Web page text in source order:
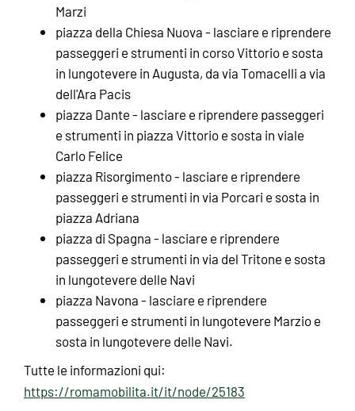
Marzi
piazza della Chiesa Nuova - lasciare e riprendere
passeggeri e strumenti in corso Vittorio e sosta
in lungotevere in Augusta, da via Tomacelli a via
dell'Ara Pacis
piazza Dante - lasciare e riprendere passeggeri
e strumenti in piazza Vittorio e sosta in viale
Carlo Felice
piazza Risorgimento - lasciare e riprendere
passeggeri e strumenti in via Porcari e sosta in
piazza Adriana
piazza di Spagna - lasciare e riprendere
passeggeri e strumenti in via del Tritone e sosta
in lungotevere delle Navi
piazza Navona - lasciare e riprendere
passeggeri e strumenti in lungotevere Marzio e
sosta in lungotevere delle Navi.
Tutte le informazioni qui:
https://romamobilita.it/it/node/25183